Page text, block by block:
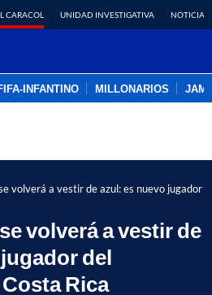
CARACOL UNIDAD INVESTIGATIVA NOTICIAS
INFANTINO MILLONARIOS
volverá a vestir de azul: es nuevo jugador
volverá a vestir de
del
Rica